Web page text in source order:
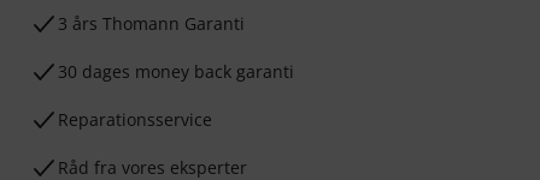
3 års Thomann Garanti
30 dages money back garanti
Reparationsservice
Råd fra vores eksperter